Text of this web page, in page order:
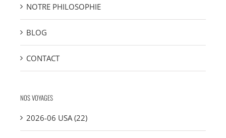
NOTRE PHILOSOPHIE
BLOG
CONTACT
NOS VOYAGES
2026-06 USA (22)